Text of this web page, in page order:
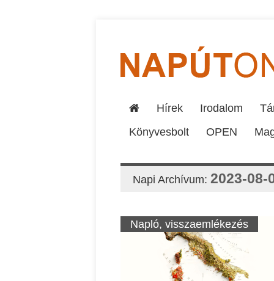
Hírek Irodalom
Könyvesbolt
OPEN
Napi Archívum: 2023-08-
Napló, visszaemlékezés